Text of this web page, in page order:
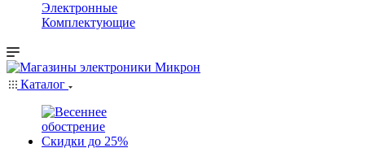
Электронные
Комплектующие
Каталог